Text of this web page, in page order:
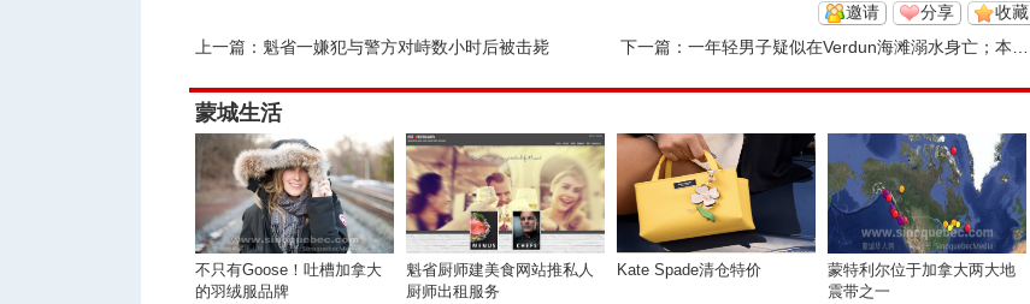
收藏
分享
邀请
上一篇： 魁省一嫌犯与警方对峙数小时后被击毙 下一篇： 一年轻男子疑似在Verdun海滩溺水身亡；本月第二起类似事件
蒙城生活
不只有Goose！吐槽加拿大
的羽绒服品牌
魁省厨师建美食网站推私人
厨师出租服务
Kate Spade清仓特价
蒙特利尔位于加拿大两大地
震带之一